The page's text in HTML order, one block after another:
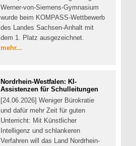
Werner-von-Siemens-Gymnasium
wurde beim KOMPASS-Wettbewerb
des Landes Sachsen-Anhalt mit
dem 1. Platz ausgezeichnet.
mehr...
Nordrhein-Westfalen: KI-
Assistenzen für Schulleitungen
[24.06.2026] Weniger Bürokratie
und dafür mehr Zeit für guten
Unterricht: Mit Künstlicher
Intelligenz und schlankeren
Verfahren will das Land Nordrhein-